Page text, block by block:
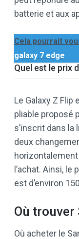
batterie et aux
Cela pourrait
galaxy 7 edge
Quel est le prix
Le Galaxy Z
pliable proposé
s’inscrit dans la
deux
l’achat. Ainsi,
est d’environ
Où trouver
Où acheter le